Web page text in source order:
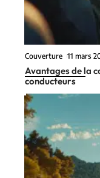
Couverture 11 mars
Avantages de la
conducteurs